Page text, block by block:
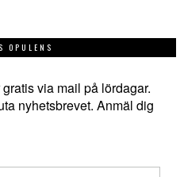
OPULENS
via mail på lördagar.
nyhetsbrevet. Anmäl dig